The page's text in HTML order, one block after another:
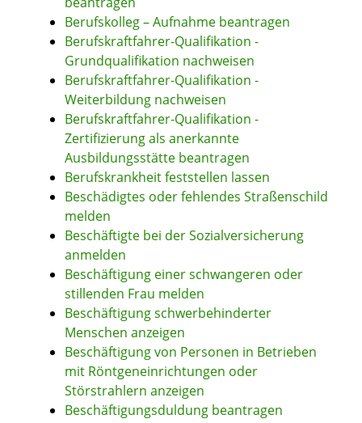
Berufskolleg – Aufnahme beantragen
Berufskraftfahrer-Qualifikation -
Grundqualifikation nachweisen
Berufskraftfahrer-Qualifikation -
Weiterbildung nachweisen
Berufskraftfahrer-Qualifikation -
Zertifizierung als anerkannte
Ausbildungsstätte beantragen
Berufskrankheit feststellen lassen
Beschädigtes oder fehlendes Straßenschild
melden
Beschäftigte bei der Sozialversicherung
anmelden
Beschäftigung einer schwangeren oder
stillenden Frau melden
Beschäftigung schwerbehinderter
Menschen anzeigen
Beschäftigung von Personen in Betrieben
mit Röntgeneinrichtungen oder
Störstrahlern anzeigen
Beschäftigungsduldung beantragen